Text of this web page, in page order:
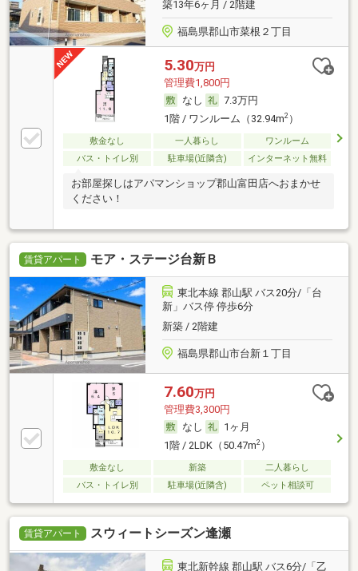
築13年6ヶ月 / 2階建
福島県郡山市菜根２丁目
5.30万円
管理費1,800円
なし
7.3万円
1階 / ワンルーム（32.94m2）
敷金なし 一人暮らし
ワンルーム
バス・トイレ別
駐車場(近隣含) インターネット無料
お部屋探しはアパマンショップ郡山富田店へおまかせ
ください！
賃貸アパート モア・ステージ台新Ｂ
東北本線 郡山駅 バス20分/「台
新」バス停 停歩6分
新築 / 2階建
福島県郡山市台新１丁目
7.60万円
管理費3,300円
なし
1ヶ月
1階 / 2LDK（50.47m2）
敷金なし 新築
二人暮らし
バス・トイレ別
駐車場(近隣含) ペット相談可
賃貸アパート スウィートシーズン逢瀬
東北新幹線 郡山駅 バス6分/「乙